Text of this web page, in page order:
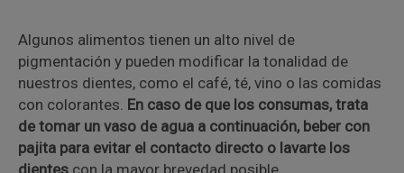
Algunos alimentos tienen un alto nivel de
pigmentación y pueden modificar la tonalidad de
nuestros dientes, como el café, té, vino o las comidas
con colorantes. En caso de que los consumas, trata
de tomar un vaso de agua a continuación, beber con
pajita para evitar el contacto directo o lavarte los
dientes con la mayor brevedad posible.